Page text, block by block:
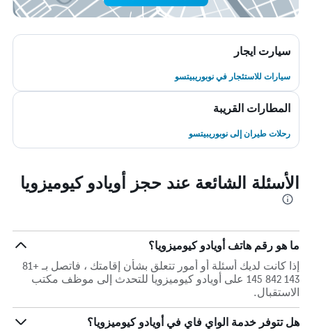
سيارت ايجار
سيارات للاستئجار في نوبوريبيتسو
المطارات القريبة
رحلات طيران إلى نوبوريبيتسو
الأسئلة الشائعة عند حجز أويادو كيوميزويا
ما هو رقم هاتف أويادو كيوميزويا؟
إذا كانت لديك أسئلة أو أمور تتعلق بشأن إقامتك ، فاتصل بـ +81
143 842 145 على أويادو كيوميزويا للتحدث إلى موظف مكتب
الاستقبال.
هل تتوفر خدمة الواي فاي في أويادو كيوميزويا؟